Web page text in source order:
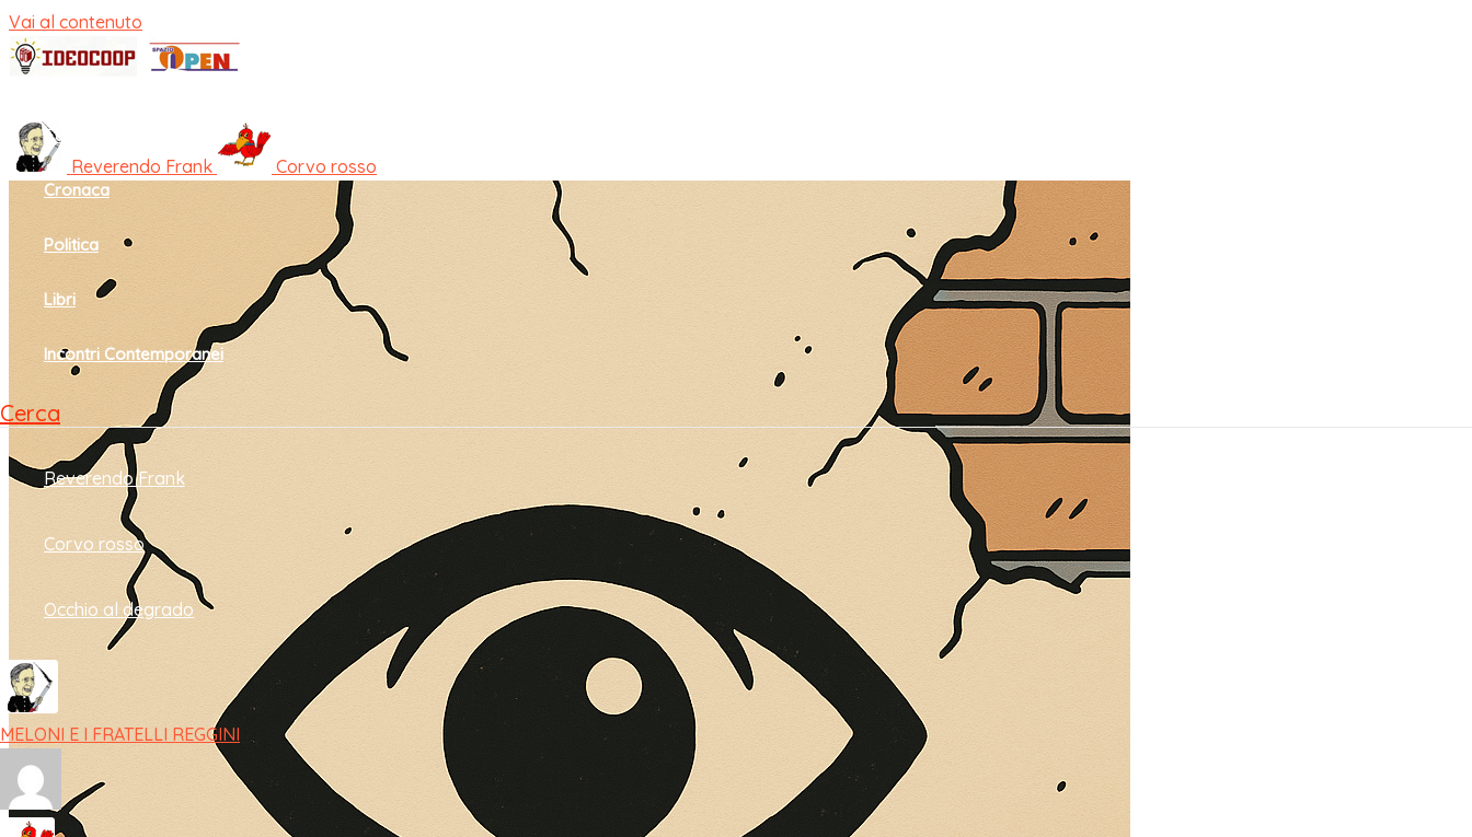
Vai al contenuto
Cultura e società
Cronaca
Politica
Libri
Incontri Contemporanei
Cerca
Reverendo Frank
Corvo rosso
Occhio al degrado
MELONI E I FRATELLI REGGINI
Reverendo Frank Corvo rosso